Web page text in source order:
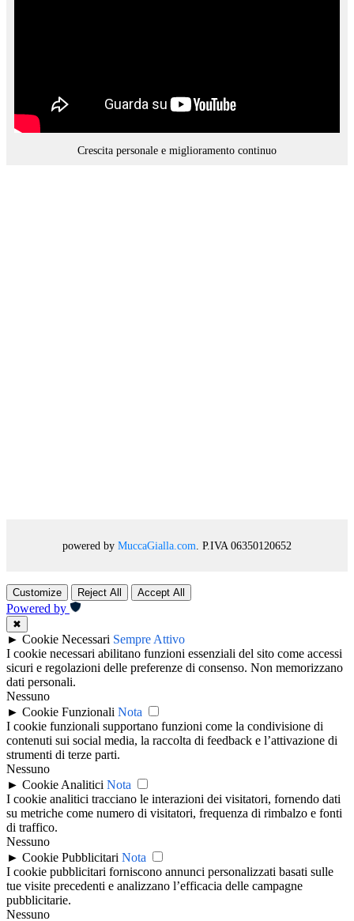
Crescita personale e miglioramento continuo
powered by MuccaGialla.com . P.IVA 06350120652
Customize Reject All Accept All
Powered by
✖
► Cookie Necessari Sempre Attivo
I cookie necessari abilitano funzioni essenziali del sito come accessi
sicuri e regolazioni delle preferenze di consenso. Non memorizzano
dati personali.
Nessuno
► Cookie Funzionali Nota
I cookie funzionali supportano funzioni come la condivisione di
contenuti sui social media, la raccolta di feedback e l’attivazione di
strumenti di terze parti.
Nessuno
► Cookie Analitici Nota
I cookie analitici tracciano le interazioni dei visitatori, fornendo dati
su metriche come numero di visitatori, frequenza di rimbalzo e fonti
di traffico.
Nessuno
► Cookie Pubblicitari Nota
I cookie pubblicitari forniscono annunci personalizzati basati sulle
tue visite precedenti e analizzano l’efficacia delle campagne
pubblicitarie.
Nessuno